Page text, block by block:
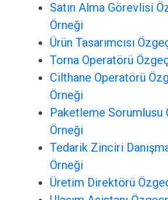
Satın Alma Görevlisi
Örneği
Ürün Tasarımcısı
Torna Operatörü
Cilthane Operatörü
Örneği
Paketleme Sorumlusu
Örneği
Tedarik Zinciri
Örneği
Üretim Direktörü